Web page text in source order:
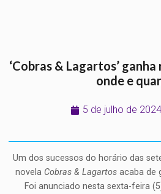
‘Cobras & Lagartos’
onde e
5 de julho de 2024
Um dos sucessos do horário das
novela Cobras & Lagartosacaba de
Foi anunciado nesta sexta-feira